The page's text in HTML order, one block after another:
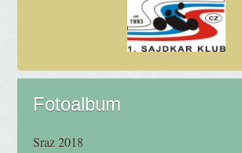
Fotoalbum
Sraz 2018